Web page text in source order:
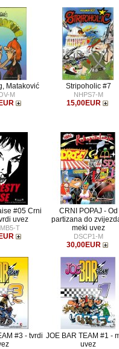
Mataković
M
Stripoholic #7
NHPS7-M
15,00EUR
#05 Crni
uvez
T
CRNI POPAJ - Od
partizana do
meki uvez
DSCP1-M
30,00EUR
#3 - tvrdi JOE BAR TEAM #1 -
uvez